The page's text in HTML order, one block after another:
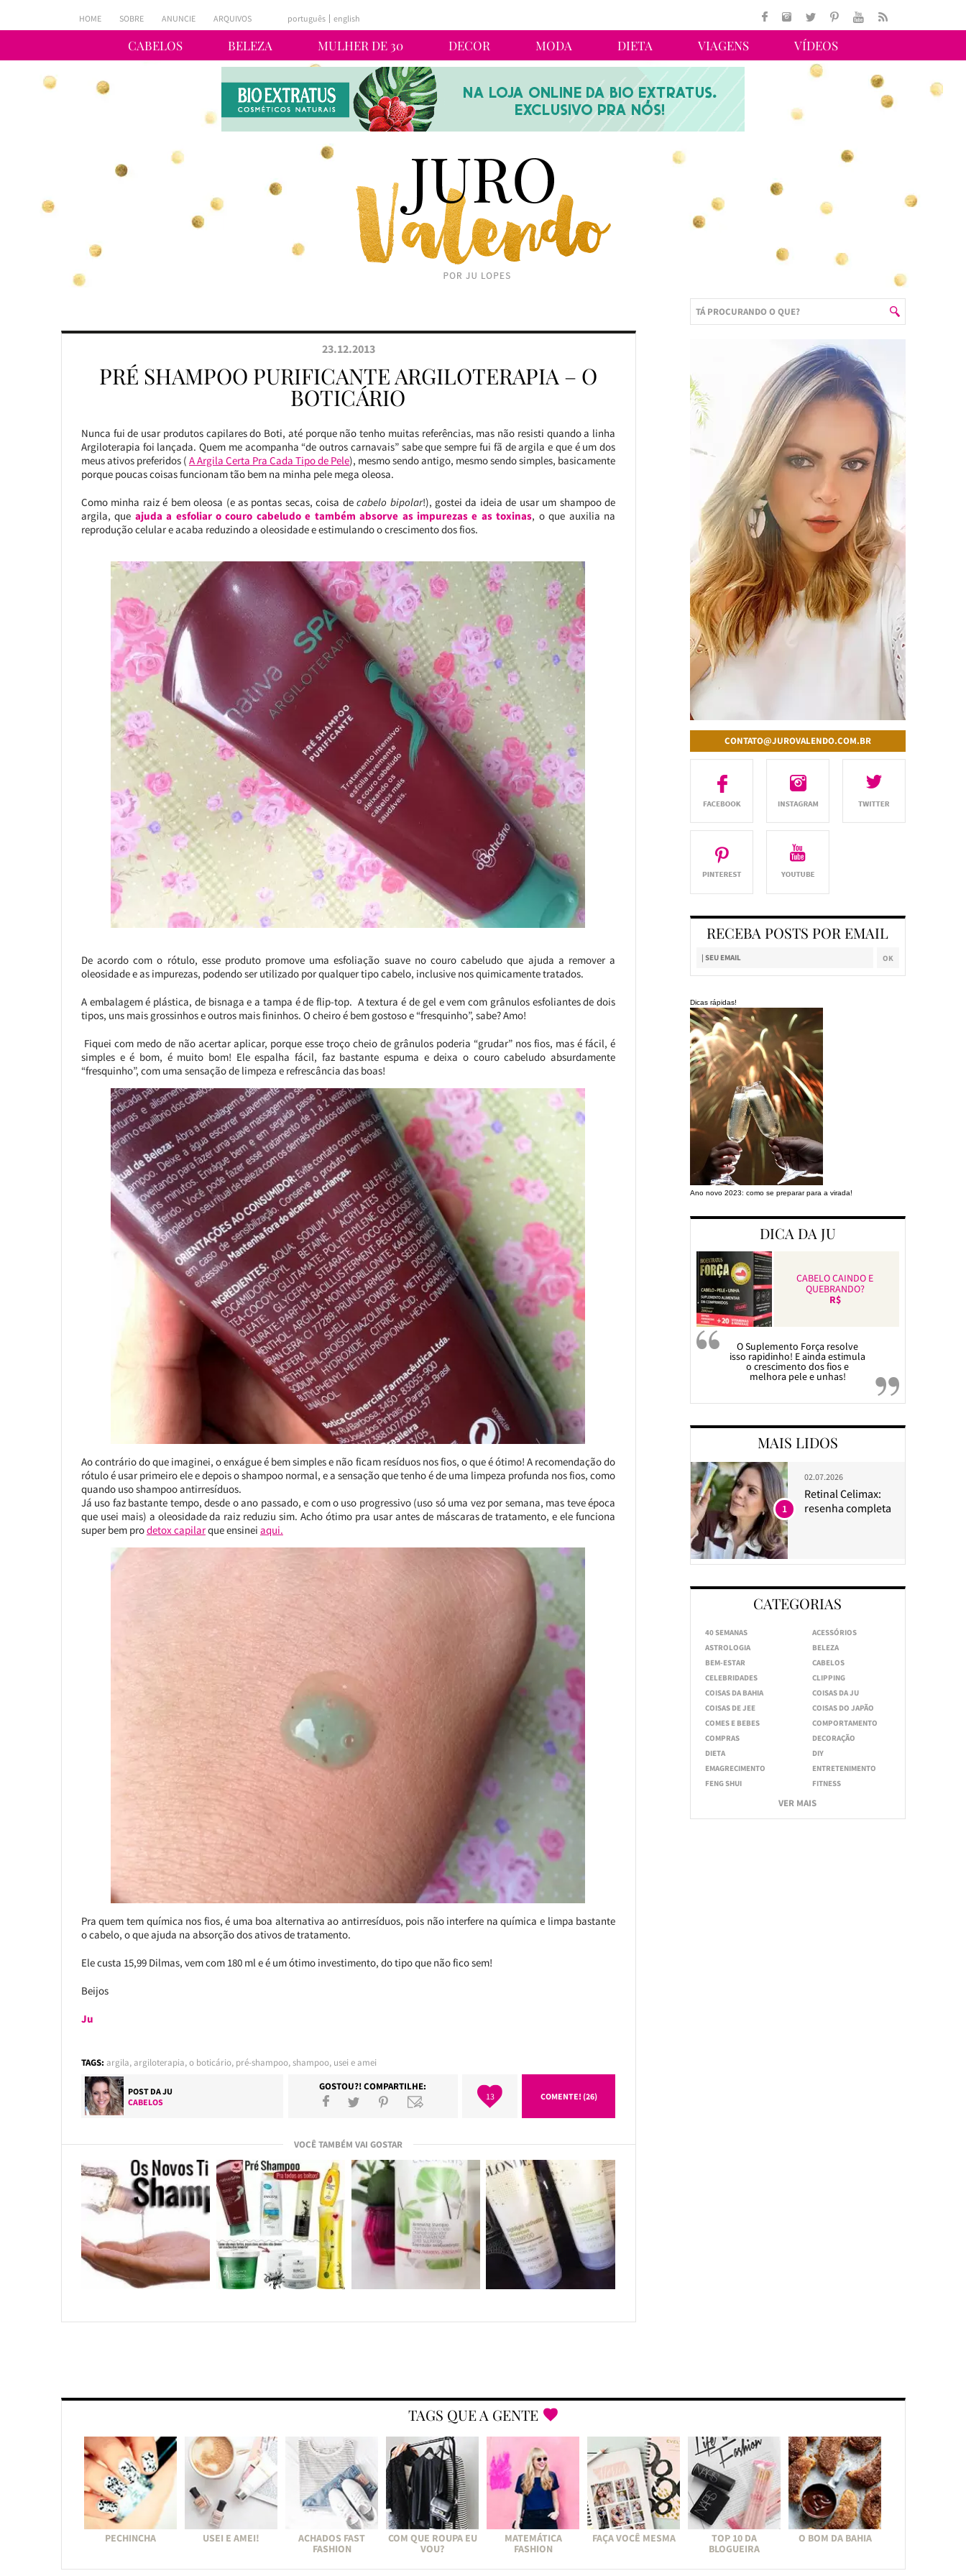
CABELOS BELEZA MULHER DE 30 DECOR MODA DIETA VIAGENS VÍDEOS
HOME SOBRE ANUNCIE ARQUIVOS português english
23.12.2013
PRÉ SHAMPOO PURIFICANTE ARGILOTERAPIA – O
BOTICÁRIO
Nunca fui de usar produtos capilares do Boti, até porque não tenho muitas referências, mas não resisti quando a linha
Argiloterapia foi lançada. Quem me acompanha “de outros carnavais” sabe que sempre fui fã de argila e que é um dos
meus ativos preferidos ( A Argila Certa Pra Cada Tipo de Pele), mesmo sendo antigo, mesmo sendo simples, basicamente
porque poucas coisas funcionam tão bem na minha pele mega oleosa.
Como minha raiz é bem oleosa (e as pontas secas, coisa decabelo bipolar!), gostei da ideia de usar um shampoo de
argila, que ajuda a esfoliar o couro cabeludo e também absorve as impurezas e as toxinas, o que auxilia na
reprodução celular e acaba reduzindo a oleosidade e estimulando o crescimento dos fios.
De acordo com o rótulo, esse produto promove uma esfoliação suave no couro cabeludo que ajuda a remover a
oleosidade e as impurezas, podendo ser utilizado por qualquer tipo cabelo, inclusive nos quimicamente tratados.
A embalagem é plástica, de bisnaga e a tampa é de flip-top. A textura é de gel e vem com grânulos esfoliantes de dois
tipos, uns mais grossinhos e outros mais fininhos. O cheiro é bem gostoso e “fresquinho”, sabe? Amo!
Fiquei com medo de não acertar aplicar, porque esse troço cheio de grânulos poderia “grudar” nos fios, mas é fácil, é
simples e é bom, é muito bom! Ele espalha fácil, faz bastante espuma e deixa o couro cabeludo absurdamente
“fresquinho”, com uma sensação de limpeza e refrescância das boas!
Ao contrário do que imaginei, o enxágue é bem simples e não ficam resíduos nos fios, o que é ótimo! A recomendação do
rótulo é usar primeiro ele e depois o shampoo normal, e a sensação que tenho é de uma limpeza profunda nos fios, como
quando uso shampoo antirresíduos.
Já uso faz bastante tempo, desde o ano passado, e com o uso progressivo (uso só uma vez por semana, mas teve época
que usei mais) a oleosidade da raiz reduziu sim. Acho ótimo pra usar antes de máscaras de tratamento, e ele funciona
super bem prodetox capilarque ensinei aqui.
Pra quem tem química nos fios, é uma boa alternativa ao antirresíduos, pois não interfere na química e limpa bastante
o cabelo, o que ajuda na absorção dos ativos de tratamento.
Ele custa 15,99 Dilmas, vem com 180 ml e é um ótimo investimento, do tipo que não fico sem!
Beijos
Ju
TAGS: argila,argiloterapia,o boticário, pré-shampoo,shampoo, usei e amei
POST DAJU
CABELOS
GOSTOU?! COMPARTILHE:
13 COMENTE! (26)
VOCÊ TAMBÉM VAI GOSTAR
CONTATO@JUROVALENDO.COM.BR
RECEBA POSTS POR EMAIL
Dicas rápidas!
Ano novo 2023: como se preparar para a virada!
DICA DA JU
CABELO CAINDO E
QUEBRANDO?
R$
O Suplemento Força resolve
isso rapidinho! E ainda estimula
o crescimento dos fios e
melhora pele e unhas!
MAIS LIDOS
02.07.2026
Retinal Celimax:
resenha completa
1
CATEGORIAS
40 SEMANAS
ACESSÓRIOS
ASTROLOGIA
BELEZA
BEM-ESTAR
CABELOS
CELEBRIDADES
CLIPPING
COISAS DA BAHIA
COISAS DA JU
COISAS DE JEE
COISAS DO JAPÃO
COMES E BEBES
COMPORTAMENTO
COMPRAS
DECORAÇÃO
DIETA
DIY
EMAGRECIMENTO
ENTRETENIMENTO
FENG SHUI
FITNESS
VER MAIS
TAGS QUE A GENTE
PECHINCHA USEI E AMEI!
ACHADOS FAST
FASHION
COM QUE ROUPA EU
VOU?
MATEMÁTICA
FASHION
FAÇA VOCÊ MESMA
TOP 10 DA
BLOGUEIRA
O BOM DA BAHIA